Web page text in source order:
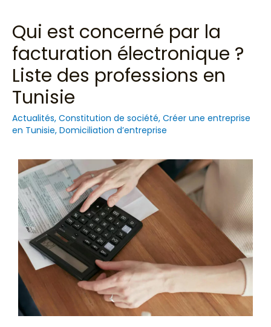
Qui est concerné par la
facturation électronique ?
Liste des professions en
Tunisie
Actualités, Constitution de société, Créer une entreprise
en Tunisie, Domiciliation d’entreprise